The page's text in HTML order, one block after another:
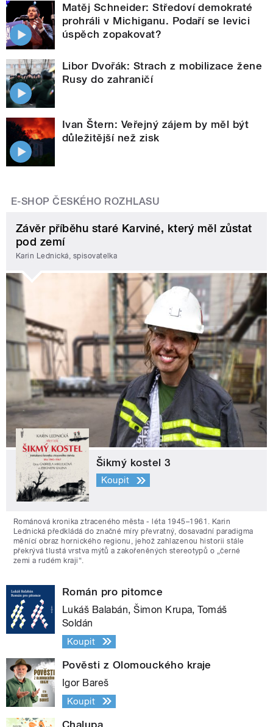
Matěj Schneider: Středoví demokraté
prohráli v Michiganu. Podaří se levici
úspěch zopakovat?
Libor Dvořák: Strach z mobilizace žene
Rusy do zahraničí
Ivan Štern: Veřejný zájem by měl být
důležitější než zisk
E-SHOP ČESKÉHO ROZHLASU
Závěr příběhu staré Karviné, který měl zůstat
pod zemí
Karin Lednická, spisovatelka
Šikmý kostel 3
Koupit
Románová kronika ztraceného města - léta 1945–1961. Karin
Lednická předkládá do značné míry převratný, dosavadní paradigma
měnící obraz hornického regionu, jehož zahlazenou historii stále
překrývá tlustá vrstva mýtů a zakořeněných stereotypů o „černé
zemi a rudém kraji“.
Román pro pitomce
Lukáš Balabán, Šimon Krupa, Tomáš
Soldán
Koupit
Pověsti z Olomouckého kraje
Igor Bareš
Koupit
Chalupa